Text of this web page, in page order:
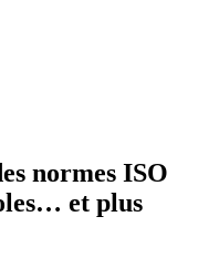
normes ISO
et plus